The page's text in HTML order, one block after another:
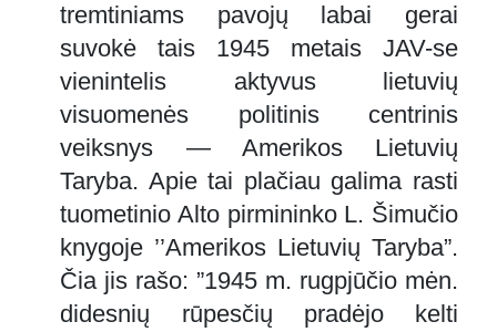
tremtiniams pavojų labai gerai
suvokė tais 1945 metais JAV-se
vienintelis aktyvus lietuvių
visuomenės politinis centrinis
veiksnys — Amerikos Lietuvių
Taryba. Apie tai plačiau galima rasti
tuometinio Alto pirmininko L. Šimučio
knygoje ’’Amerikos Lietuvių Taryba”.
Čia jis rašo: ”1945 m. rugpjūčio mėn.
didesnių rūpesčių pradėjo kelti